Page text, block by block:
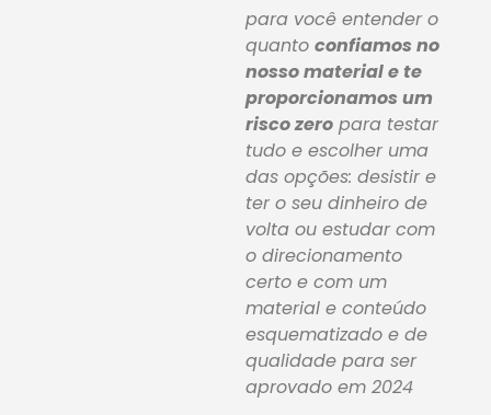
para você entender o
quanto confiamos no
nosso material e te
proporcionamos um
risco zero para testar
tudo e escolher uma
das opções: desistir e
ter o seu dinheiro de
volta ou estudar com
o direcionamento
certo e com um
material e conteúdo
esquematizado e de
qualidade para ser
aprovado em 2024